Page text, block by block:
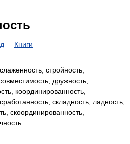
Книги
стройность;
дружность,
координированность,
складность, ладность,
скоординированность,
…